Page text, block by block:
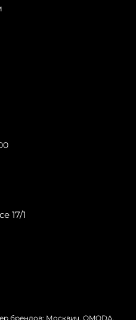
17/1
брендов: Москвич, OMODA,